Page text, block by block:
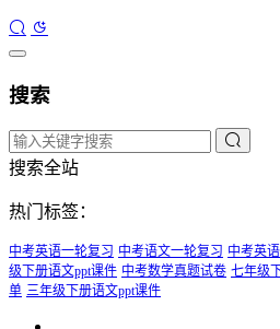
搜索
搜索全站
热门标签：
中考英语一轮复习 中考语文一轮复习 中考英
级下册语文ppt课件 中考数学真题试卷 七年级
单 三年级下册语文ppt课件